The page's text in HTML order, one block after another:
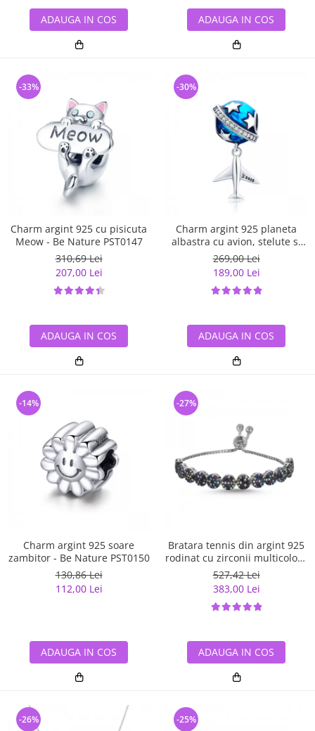
ADAUGA IN COS ADAUGA IN COS
Charm argint 925 cu pisicuta
Meow - Be Nature PST0147
310,69 Lei
207,00 Lei
-33%
ADAUGA IN COS
Charm argint 925 planeta
albastra cu avion, stelute si
zirconii albe PST0149
269,00 Lei
189,00 Lei
-30%
ADAUGA IN COS
Charm argint 925 soare
zambitor - Be Nature PST0150
130,86 Lei
112,00 Lei
-14%
ADAUGA IN COS
Bratara tennis din argint 925
rodinat cu zirconii multicolore
- Be Elegant BTU0108
527,42 Lei
383,00 Lei
-27%
ADAUGA IN COS
-26% -25%